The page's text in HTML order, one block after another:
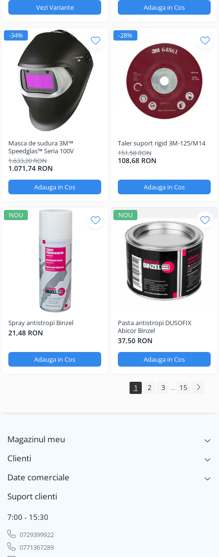
Vezi Variante Adauga in Cos
-34%
Masca de sudura 3M™
Speedglas™ Seria 100V
1.633,20 RON
1.071,74 RON
Adauga in Cos
-28%
Taler suport rigid 3M-125/M14
151,58 RON
108,68 RON
Adauga in Cos
NOU
Spray antistropi Binzel
21,48 RON
Adauga in Cos
NOU
Pasta antistropi DUSOFIX
Abicor Binzel
37,50 RON
Adauga in Cos
1 2 3 ... 15
Magazinul meu
Clienti
Date comerciale
Suport clienti
7:00 - 15:30
0729399922
0771367289